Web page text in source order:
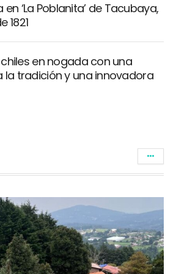
‘La Poblanita’ de Tacubaya,
1821
chiles en nogada con una
la tradición y una innovadora